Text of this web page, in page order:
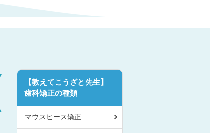
【教えてこうざと先生】
歯科矯正の種類
マウスピース矯正